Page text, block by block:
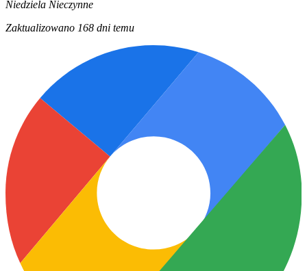
Niedziela Nieczynne
Zaktualizowano 168 dni temu